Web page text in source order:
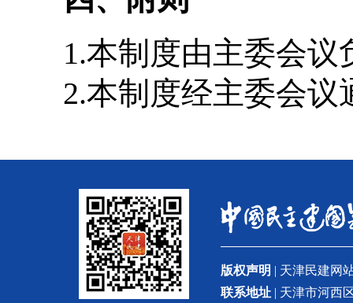
1.本制度由主委会议
2.本制度经主委会议
版权声明 | 天津民建网
联系地址 | 天津市河西